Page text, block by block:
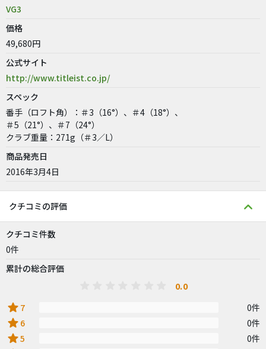
VG3
価格
49,680円
公式サイト
http://www.titleist.co.jp/
スペック
番手（ロフト角）：＃3（16°）、＃4（18°）、
＃5（21°）、＃7（24°）
クラブ重量：271g（＃3／L）
商品発売日
2016年3月4日
クチコミの評価
クチコミ件数
0件
累計の総合評価
0.0
star 7 0件
star 6 0件
star5 0件